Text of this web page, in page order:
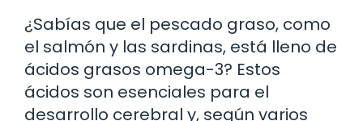
¿Sabías que el pescado graso, como
el salmón y las sardinas, está lleno de
ácidos grasos omega-3? Estos
ácidos son esenciales para el
desarrollo cerebral y, según varios